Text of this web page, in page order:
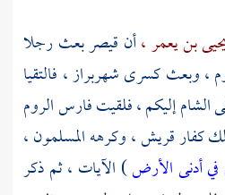
بن يعمر ،أن قيصربعث رجلا
،وبعثكسرىشهربراز ، فالتقيا
الشامإليكم ، فلقيتفارسالروم
كفارقريش ،وكرهه المسلمون ،
في أدنى الأرض) الآيات ، ثم ذكر